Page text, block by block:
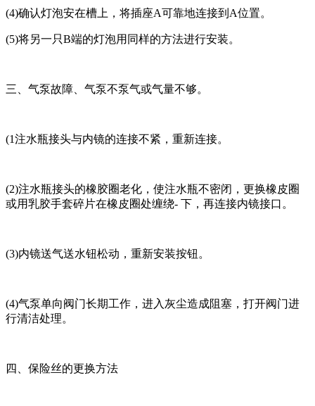
(4)确认灯泡安在槽上，将插座A可靠地连接到A位置。
(5)将另一只B端的灯泡用同样的方法进行安装。
三、气泵故障、气泵不泵气或气量不够。
(1注水瓶接头与内镜的连接不紧，重新连接。
(2)注水瓶接头的橡胶圈老化，使注水瓶不密闭，更换橡皮圈
或用乳胶手套碎片在橡皮圈处缠绕- 下，再连接内镜接口。
(3)内镜送气送水钮松动，重新安装按钮。
(4)气泵单向阀门长期工作，进入灰尘造成阻塞，打开阀门进
行清洁处理。
四、保险丝的更换方法